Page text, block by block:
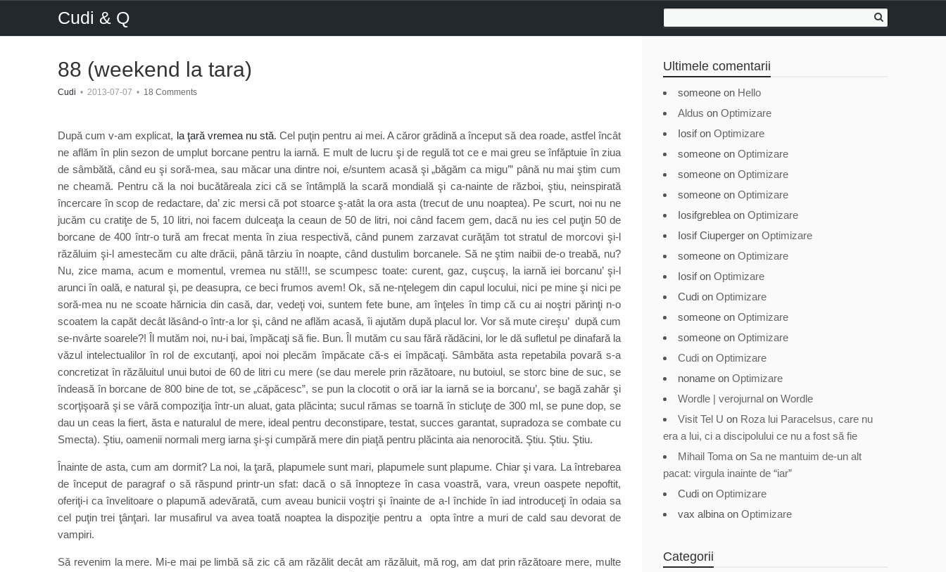
Cudi & Q
88 (weekend la tara)
Cudi • 2013-07-07 • 18 Comments
După cum v-am explicat, la ţară vremea nu stă. Cel puţin pentru ai mei. A căror grădină a început să dea roade, astfel încât
ne aflăm în plin sezon de umplut borcane pentru la iarnă. E mult de lucru şi de regulă tot ce e mai greu se înfăptuie în ziua
de sâmbătă, când eu şi soră-mea, sau măcar una dintre noi, e/suntem acasă şi „băgăm ca migu’” până nu mai ştim cum
ne cheamă. Pentru că la noi bucătăreala zici că se întâmplă la scară mondială şi ca-nainte de război, ştiu, neinspirată
încercare în scop de redactare, da’ zic mersi că pot stoarce ş-atât la ora asta (trecut de unu noaptea). Pe scurt, noi nu ne
jucăm cu cratiţe de 5, 10 litri, noi facem dulceaţa la ceaun de 50 de litri, noi când facem gem, dacă nu ies cel puţin 50 de
borcane de 400 într-o tură am frecat menta în ziua respectivă, când punem zarzavat curăţăm tot stratul de morcovi şi-l
răzăluim şi-l amestecăm cu alte drăcii, până târziu în noapte, când dustulim borcanele. Să ne ştim naibii de-o treabă, nu?
Nu, zice mama, acum e momentul, vremea nu stă!!!, se scumpesc toate: curent, gaz, cuşcuş, la iarnă iei borcanu’ şi-l
arunci în oală, e natural şi, pe deasupra, ce beci frumos avem! Ok, să ne-nţelegem din capul locului, nici pe mine şi nici pe
soră-mea nu ne scoate hărnicia din casă, dar, vedeţi voi, suntem fete bune, am înţeles în timp că cu ai noştri părinţi n-o
scoatem la capăt decât lăsând-o într-a lor şi, când ne aflăm acasă, îi ajutăm după placul lor. Vor să mute cireşu’ după cum
se-nvârte soarele?! Îl mutăm noi, nu-i bai, împăcaţi să fie. Bun. Îl mutăm cu sau fără rădăcini, lor le dă sufletul pe dinafară la
văzul intelectualilor în rol de excutanţi, apoi noi plecăm împăcate că-s ei împăcaţi. Sâmbăta asta repetabila povară s-a
concretizat în răzăluitul unui butoi de 60 de litri cu mere (se dau merele prin răzătoare, nu butoiul, se storc bine de suc, se
îndeasă în borcane de 800 bine de tot, se „căpăcesc”, se pun la clocotit o oră iar la iarnă se ia borcanu’, se bagă zahăr şi
scorţişoară şi se vâră compoziţia într-un aluat, gata plăcinta; sucul rămas se toarnă în sticluţe de 300 ml, se pune dop, se
dau un ceas la fiert, ăsta e naturalul de mere, ideal pentru deconstipare, testat, succes garantat, supradoza se combate cu
Smecta). Ştiu, oamenii normali merg iarna şi-şi cumpără mere din piaţă pentru plăcinta aia nenorocită. Ştiu. Ştiu. Ştiu.
Înainte de asta, cum am dormit? La noi, la ţară, plapumele sunt mari, plapumele sunt plapume. Chiar şi vara. La întrebarea
de început de paragraf o să răspund printr-un sfat: dacă o să înnopteze în casa voastră, vara, vreun oaspete nepoftit,
oferiţi-i ca învelitoare o plapumă adevărată, cum aveau bunicii voştri şi înainte de a-l închide în iad introduceţi în odaia sa
cel puţin trei ţânţari. Iar musafirul va avea toată noaptea la dispoziţie pentru a opta între a muri de cald sau devorat de
vampiri.
Să revenim la mere. Mi-e mai pe limbă să zic că am răzălit decât am răzăluit, mă rog, am dat prin răzătoare mere, multe
Ultimele comentarii
someone on Hello
Aldus on Optimizare
Iosifon Optimizare
someone on Optimizare
someone on Optimizare
someone on Optimizare
Iosifgreblea on Optimizare
Iosif Ciuperger on Optimizare
someone on Optimizare
Iosifon Optimizare
Cudi on Optimizare
someone on Optimizare
someone on Optimizare
Cudi on Optimizare
noname on Optimizare
Wordle | verojurnal on Wordle
Visit Tel U on Roza lui Paracelsus, care nu
era a lui, ci a discipolului ce nu a fost să fie
Mihail Toma on Sa ne mantuim de-un alt
pacat: virgula inainte de “iar”
Cudi on Optimizare
vax albina on Optimizare
Categorii